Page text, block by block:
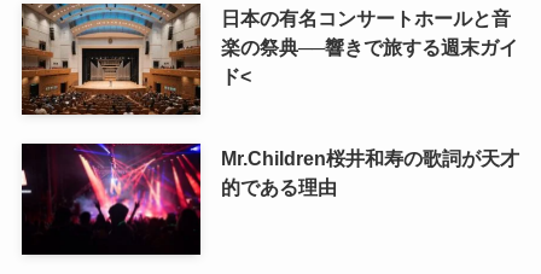
日本の有名コンサートホールと音
楽の祭典──響きで旅する週末ガイ
ド<
Mr.Children桜井和寿の歌詞が天才
的である理由